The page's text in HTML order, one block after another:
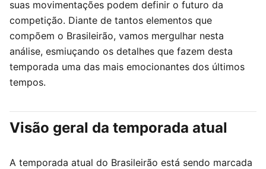
suas movimentações podem definir o futuro da
competição. Diante de tantos elementos que
compõem o Brasileirão, vamos mergulhar nesta
análise, esmiuçando os detalhes que fazem desta
temporada uma das mais emocionantes dos últimos
tempos.
Visão geral da temporada atual
A temporada atual do Brasileirão está sendo marcada